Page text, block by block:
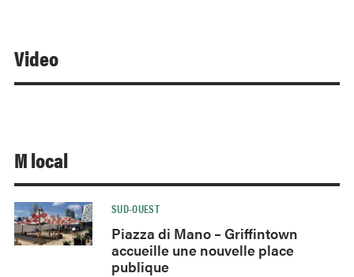
Video
M local
SUD-OUEST
Piazza di Mano – Griffintown
accueille une nouvelle place
publique